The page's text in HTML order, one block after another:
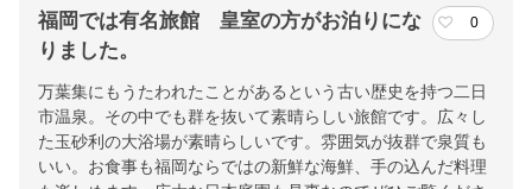
福岡では有名旅館 皇室の方がお泊りにな
りました。
0
万葉集にもうたわれたことがあるという古い歴史を持つ二日
市温泉。その中でも群を抜いて素晴らしい旅館です。広々し
た玉砂利の大浴場が素晴らしいです。雰囲気が抜群で泉質も
いい。お食事も福岡ならではの新鮮な海鮮、手の込んだ料理